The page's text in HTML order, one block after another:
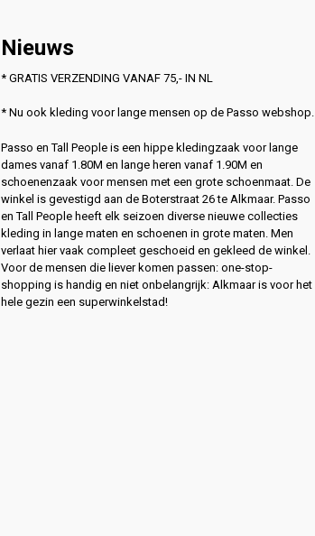
Nieuws
* GRATIS VERZENDING VANAF 75,- IN NL
* Nu ook kleding voor lange mensen op de Passo webshop.
Passo en Tall People is een hippe kledingzaak voor lange
dames vanaf 1.80M en lange heren vanaf 1.90M en
schoenenzaak voor mensen met een grote schoenmaat. De
winkel is gevestigd aan de Boterstraat 26 te Alkmaar. Passo
en Tall People heeft elk seizoen diverse nieuwe collecties
kleding in lange maten en schoenen in grote maten. Men
verlaat hier vaak compleet geschoeid en gekleed de winkel.
Voor de mensen die liever komen passen: one-stop-
shopping is handig en niet onbelangrijk: Alkmaar is voor het
hele gezin een superwinkelstad!